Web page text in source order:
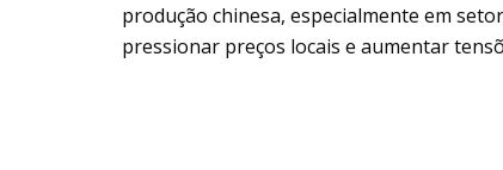
produção chinesa, especialmente em
pressionar preços locais e aumentar